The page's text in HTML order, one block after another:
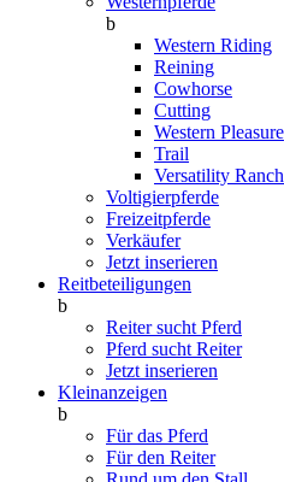
b
Western Riding
Reining
Cowhorse
Cutting
Western Pleasure
Trail
Versatility
Voltigierpferde
Freizeitpferde
Verkäufer
Jetzt inserieren
Reitbeteiligungen
b
Reiter sucht Pferd
Pferd sucht Reiter
Jetzt inserieren
Kleinanzeigen
b
Für das Pferd
Für den Reiter